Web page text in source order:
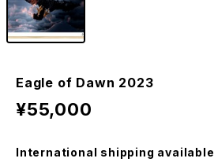
Eagle of Dawn 2023
¥55,000
International shipping available